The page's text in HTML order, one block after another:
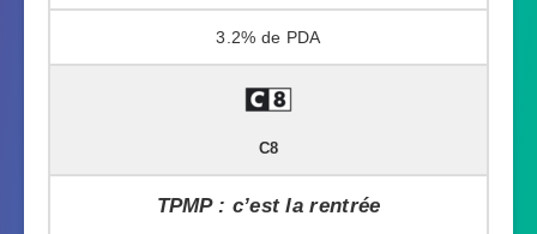
3.2%
C8
TPMP : c’est la rentrée